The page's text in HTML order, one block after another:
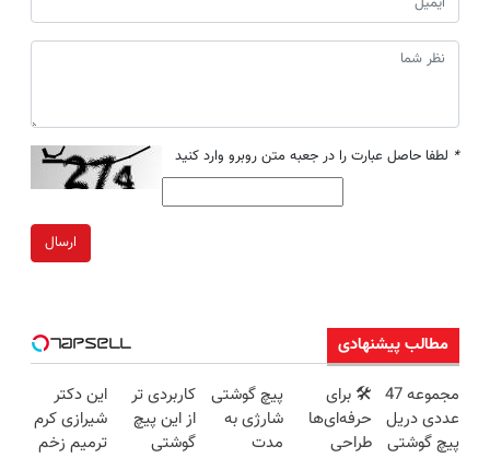
* لطفا حاصل عبارت را در جعبه متن روبرو وارد کنید
ارسال
مطالب پیشنهادی
مجموعه 47
عددی دریل
پیچ گوشتی
🛠️ برای
حرفه‌ای‌ها
طراحی
پیچ گوشتی
شارژی به
مدت
کاربردی تر
از این پیچ
گوشتی
این دکتر
شیرازی کرم
ترمیم زخم